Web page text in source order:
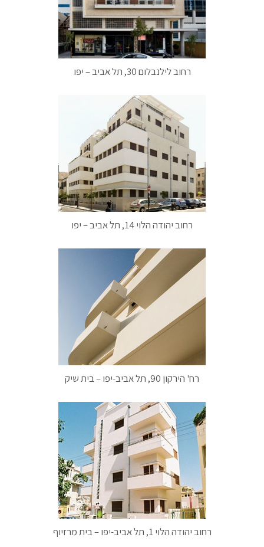
רחוב לילנבלום 30, תל אביב – יפו
רחוב יהודה הלוי 14, תל אביב – יפו
רח' הירקון 90, תל אביב-יפו – בית שיק
רחוב יהודה הלוי 1, תל אביב-יפו – בית מרזיוף